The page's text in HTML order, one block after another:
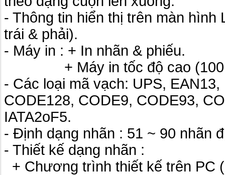
- Thông tin hiển thị trên màn hình
trái & phải).
- Máy in : + In nhãn & phiếu.
+ Máy in tốc độ cao
- Các loại mã vạch: UPS,
CODE128, CODE9, CODE93,
IATA2oF5.
- Định dạng nhãn : 51 ~ 90 nhãn
- Thiết kế dạng nhãn :
+ Chương trình thiết kế trên PC